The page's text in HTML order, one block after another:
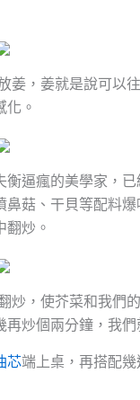
，姜就是說可以
。
逼瘋的美學家，
菇、干貝等配料
炒。
炒，使芥菜和我們
炒個兩分鐘，我們
芯端上桌，再搭配